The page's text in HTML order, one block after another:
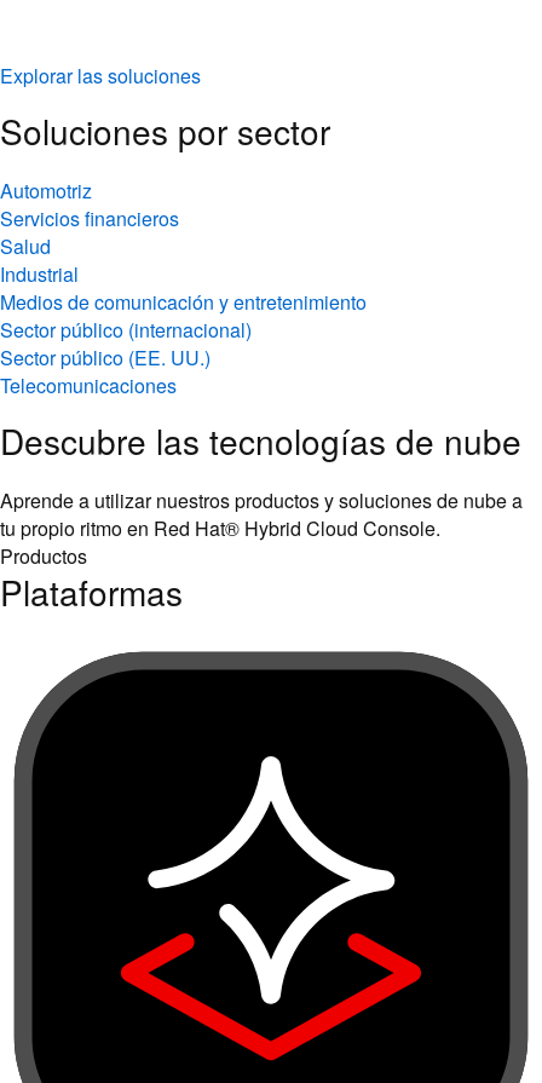
Explorar las soluciones
Soluciones por sector
Automotriz
Servicios financieros
Salud
Industrial
Medios de comunicación y entretenimiento
Sector público (internacional)
Sector público (EE. UU.)
Telecomunicaciones
Descubre las tecnologías de nube
Aprende a utilizar nuestros productos y soluciones de nube a
tu propio ritmo en Red Hat® Hybrid Cloud Console.
Productos
Plataformas